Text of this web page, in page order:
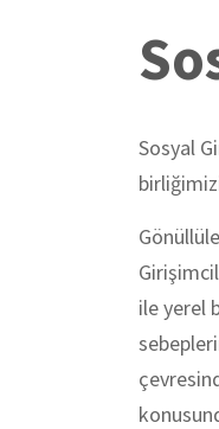
Sosyal
ile yerel